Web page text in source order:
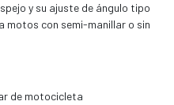
y su ajuste de ángulo tipo
motos con semi-manillar o sin
de motocicleta